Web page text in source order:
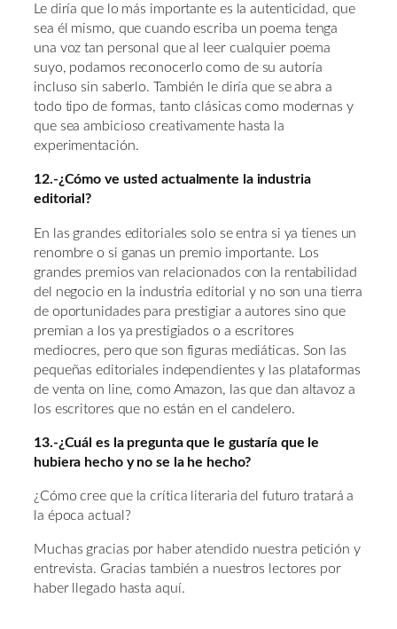
Le diría que lo más importante es la autenticidad, que
sea él mismo, que cuando escriba un poema tenga
una voz tan personal que al leer cualquier poema
suyo, podamos reconocerlo como de su autoría
incluso sin saberlo. También le diría que se abra a
todo tipo de formas, tanto clásicas como modernas y
que sea ambicioso creativamente hasta la
experimentación.
12.-¿Cómo ve usted actualmente la industria
editorial?
En las grandes editoriales solo se entra si ya tienes un
renombre o si ganas un premio importante. Los
grandes premios van relacionados con la rentabilidad
del negocio en la industria editorial y no son una tierra
de oportunidades para prestigiar a autores sino que
premian a los ya prestigiados o a escritores
mediocres, pero que son figuras mediáticas. Son las
pequeñas editoriales independientes y las plataformas
de venta on line, como Amazon, las que dan altavoz a
los escritores que no están en el candelero.
13.-¿Cuál es la pregunta que le gustaría que le
hubiera hecho y no se la he hecho?
¿Cómo cree que la crítica literaria del futuro tratará a
la época actual?
Muchas gracias por haber atendido nuestra petición y
entrevista. Gracias también a nuestros lectores por
haber llegado hasta aquí.